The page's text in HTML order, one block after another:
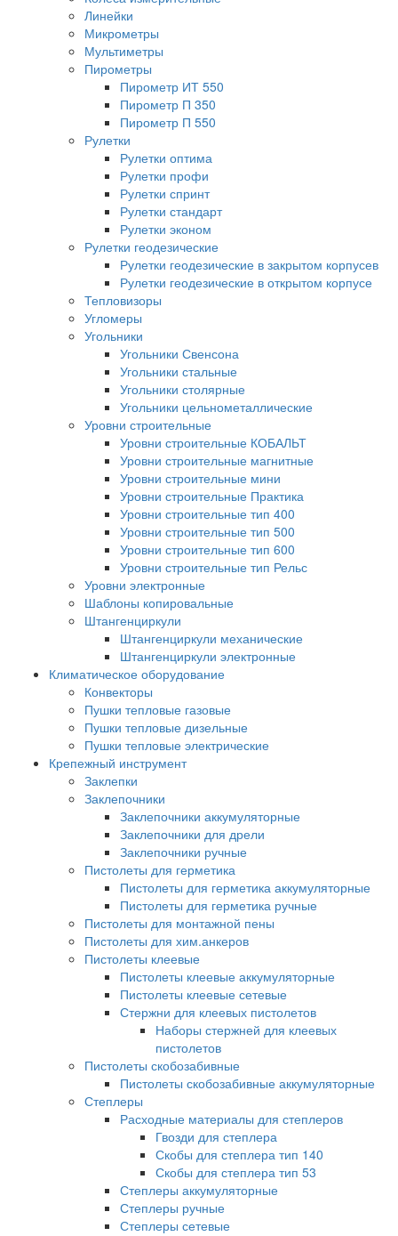
Линейки
Микрометры
Мультиметры
Пирометры
Пирометр ИТ 550
Пирометр П 350
Пирометр П 550
Рулетки
Рулетки оптима
Рулетки профи
Рулетки спринт
Рулетки стандарт
Рулетки эконом
Рулетки геодезические
Рулетки геодезические в закрытом корпусев
Рулетки геодезические в открытом корпусе
Тепловизоры
Угломеры
Угольники
Угольники Свенсона
Угольники стальные
Угольники столярные
Угольники цельнометаллические
Уровни строительные
Уровни строительные КОБАЛЬТ
Уровни строительные магнитные
Уровни строительные мини
Уровни строительные Практика
Уровни строительные тип 400
Уровни строительные тип 500
Уровни строительные тип 600
Уровни строительные тип Рельс
Уровни электронные
Шаблоны копировальные
Штангенциркули
Штангенциркули механические
Штангенциркули электронные
Климатическое оборудование
Конвекторы
Пушки тепловые газовые
Пушки тепловые дизельные
Пушки тепловые электрические
Крепежный инструмент
Заклепки
Заклепочники
Заклепочники аккумуляторные
Заклепочники для дрели
Заклепочники ручные
Пистолеты для герметика
Пистолеты для герметика аккумуляторные
Пистолеты для герметика ручные
Пистолеты для монтажной пены
Пистолеты для хим.анкеров
Пистолеты клеевые
Пистолеты клеевые аккумуляторные
Пистолеты клеевые сетевые
Стержни для клеевых пистолетов
Наборы стержней для клеевых
пистолетов
Пистолеты скобозабивные
Пистолеты скобозабивные аккумуляторные
Степлеры
Расходные материалы для степлеров
Гвозди для степлера
Скобы для степлера тип 140
Скобы для степлера тип 53
Степлеры аккумуляторные
Степлеры ручные
Степлеры сетевые